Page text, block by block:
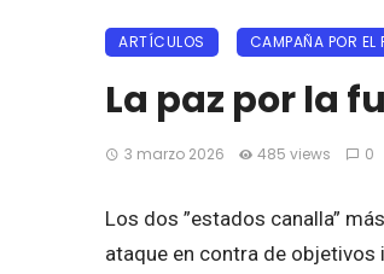
ARTÍCULOS CAMPAÑA POR EL
La paz por la
3 marzo 2026 485 views 0
Los dos ”estados canalla”
ataque en contra de